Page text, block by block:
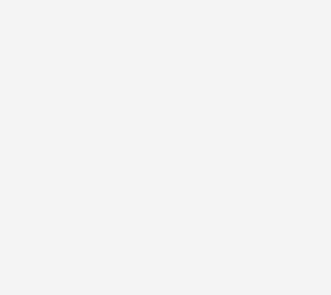
текстов
в путеводителях
так, будто Вы с ними лично знакомы
– яркие эмоции и такой энтузиазм, что
всю библиотеку
знаете больше фактов. Вы чувствуете
связи между эпохами. И возвращаетесь
жизней за пару часов.
снова и снова:
Каждая наша экскурсия — это авторская
и экспертностью. Никаких заученных текстов,
общение и искренняя страсть к своему
наблюдатель — вы участник. Вы не слушаете
места перестают быть просто
характер, судьбу.